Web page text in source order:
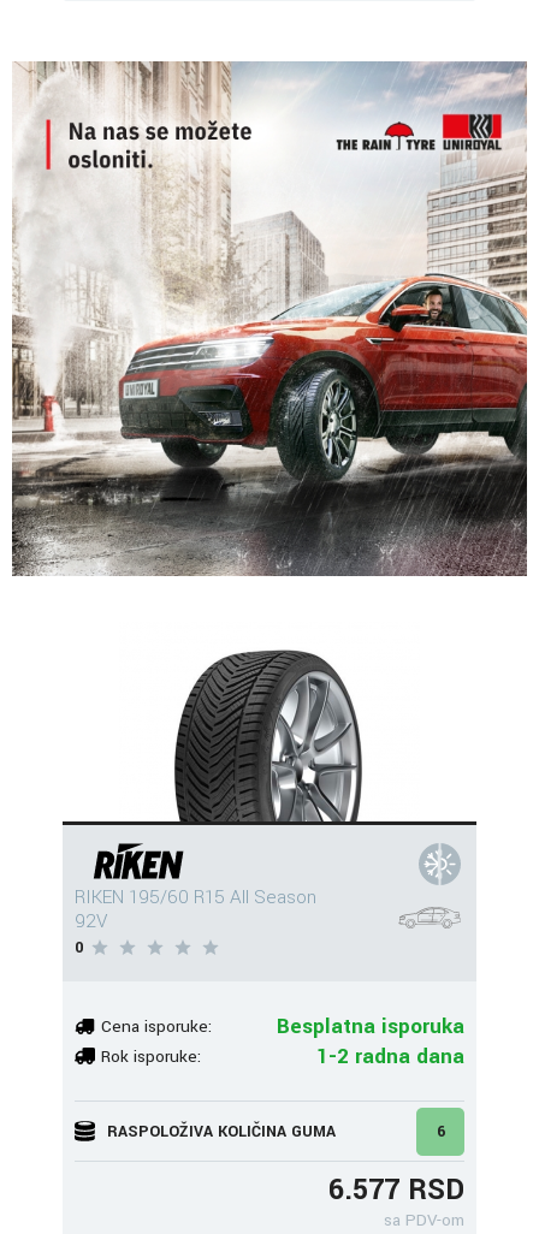
RIKEN 195/60 R15 All Season
92V
0
Cena isporuke: Besplatna isporuka
Rok isporuke: 1-2 radna dana
RASPOLOŽIVA KOLIČINA GUMA 6
6.577 RSD
sa PDV-om